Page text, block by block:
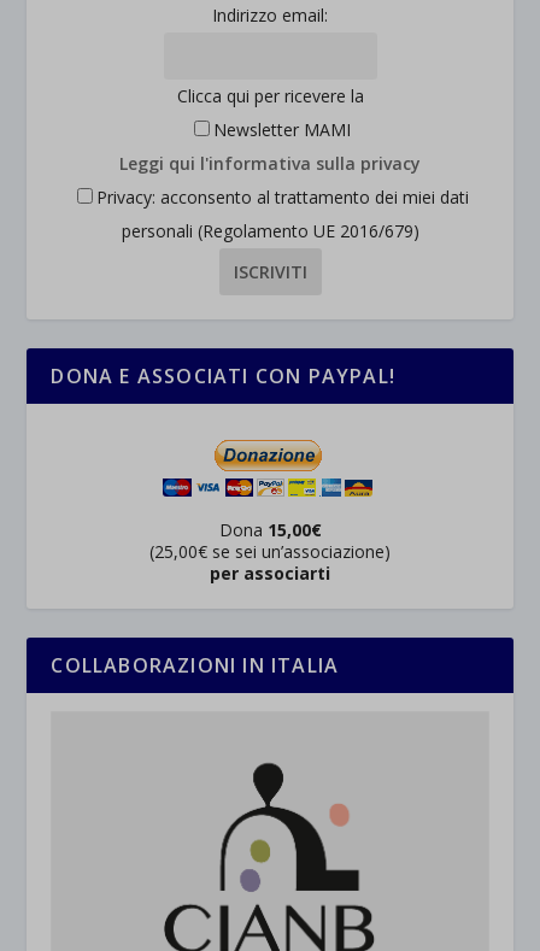
Indirizzo email:
Clicca qui per ricevere la
Newsletter MAMI
Leggi qui l'informativa sulla privacy
Privacy: acconsento al trattamento dei miei dati
personali (Regolamento UE 2016/679)
DONA E ASSOCIATI CON PAYPAL!
Dona 15,00€
(25,00€ se sei un’associazione)
per associarti
COLLABORAZIONI IN ITALIA